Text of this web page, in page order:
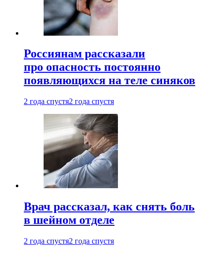
Россиянам рассказали
про опасность постоянно
появляющихся на теле синяков
2 года спустя2 года спустя
Врач рассказал, как снять боль
в шейном отделе
2 года спустя2 года спустя